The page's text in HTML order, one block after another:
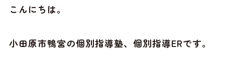
こんにちは。
小田原市鴨宮の個別指導塾、個別指導ERです。